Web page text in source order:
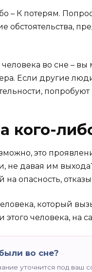
– К потерям.
обстоятельства,
человека во сне –
Если другие
кого-
это
не давая им
опасность,
который
человека, на
во сне?
уточнится под ваш